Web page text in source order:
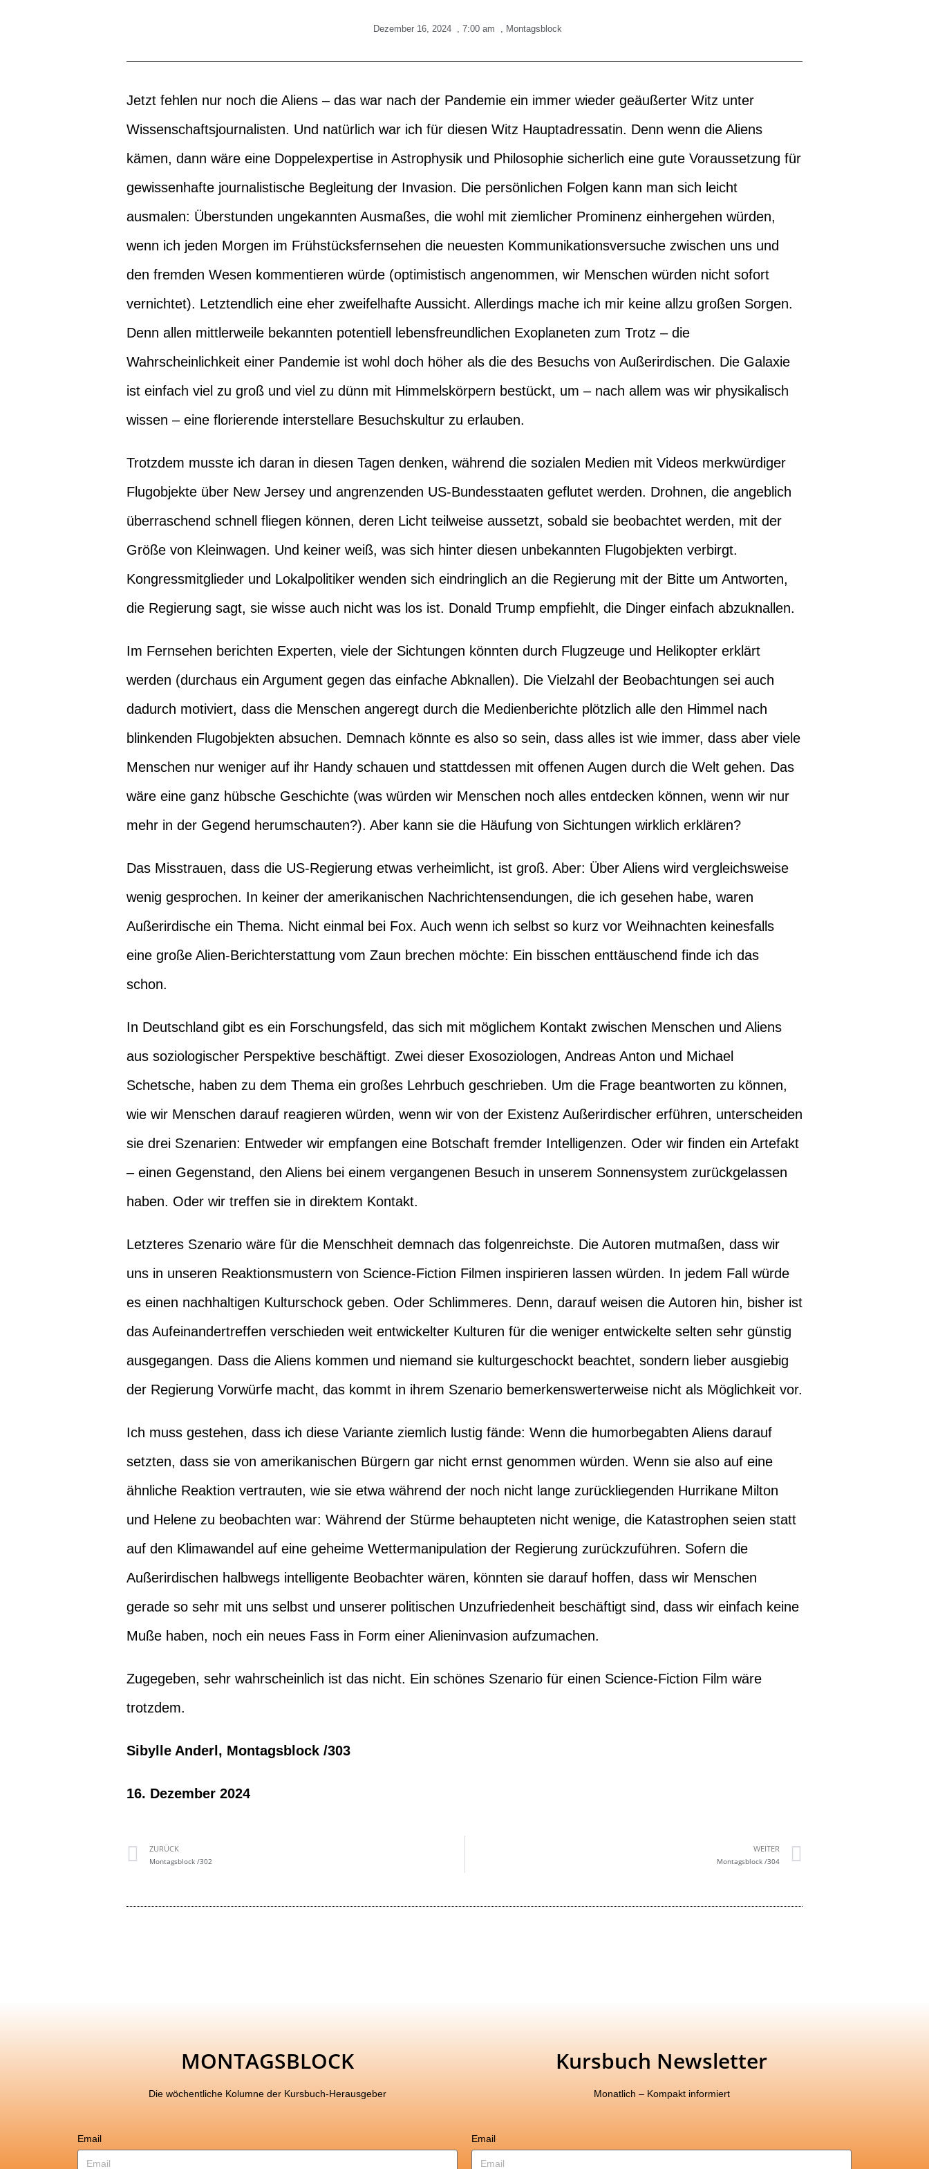
Dezember 16, 2024 , 7:00 am , Montagsblock
Jetzt fehlen nur noch die Aliens – das war nach der Pandemie ein immer wieder geäußerter Witz unter
Wissenschaftsjournalisten. Und natürlich war ich für diesen Witz Hauptadressatin. Denn wenn die Aliens
kämen, dann wäre eine Doppelexpertise in Astrophysik und Philosophie sicherlich eine gute Voraussetzung für
gewissenhafte journalistische Begleitung der Invasion. Die persönlichen Folgen kann man sich leicht
ausmalen: Überstunden ungekannten Ausmaßes, die wohl mit ziemlicher Prominenz einhergehen würden,
wenn ich jeden Morgen im Frühstücksfernsehen die neuesten Kommunikationsversuche zwischen uns und
den fremden Wesen kommentieren würde (optimistisch angenommen, wir Menschen würden nicht sofort
vernichtet). Letztendlich eine eher zweifelhafte Aussicht. Allerdings mache ich mir keine allzu großen Sorgen.
Denn allen mittlerweile bekannten potentiell lebensfreundlichen Exoplaneten zum Trotz – die
Wahrscheinlichkeit einer Pandemie ist wohl doch höher als die des Besuchs von Außerirdischen. Die Galaxie
ist einfach viel zu groß und viel zu dünn mit Himmelskörpern bestückt, um – nach allem was wir physikalisch
wissen – eine florierende interstellare Besuchskultur zu erlauben.
Trotzdem musste ich daran in diesen Tagen denken, während die sozialen Medien mit Videos merkwürdiger
Flugobjekte über New Jersey und angrenzenden US-Bundesstaaten geflutet werden. Drohnen, die angeblich
überraschend schnell fliegen können, deren Licht teilweise aussetzt, sobald sie beobachtet werden, mit der
Größe von Kleinwagen. Und keiner weiß, was sich hinter diesen unbekannten Flugobjekten verbirgt.
Kongressmitglieder und Lokalpolitiker wenden sich eindringlich an die Regierung mit der Bitte um Antworten,
die Regierung sagt, sie wisse auch nicht was los ist. Donald Trump empfiehlt, die Dinger einfach abzuknallen.
Im Fernsehen berichten Experten, viele der Sichtungen könnten durch Flugzeuge und Helikopter erklärt
werden (durchaus ein Argument gegen das einfache Abknallen). Die Vielzahl der Beobachtungen sei auch
dadurch motiviert, dass die Menschen angeregt durch die Medienberichte plötzlich alle den Himmel nach
blinkenden Flugobjekten absuchen. Demnach könnte es also so sein, dass alles ist wie immer, dass aber viele
Menschen nur weniger auf ihr Handy schauen und stattdessen mit offenen Augen durch die Welt gehen. Das
wäre eine ganz hübsche Geschichte (was würden wir Menschen noch alles entdecken können, wenn wir nur
mehr in der Gegend herumschauten?). Aber kann sie die Häufung von Sichtungen wirklich erklären?
Das Misstrauen, dass die US-Regierung etwas verheimlicht, ist groß. Aber: Über Aliens wird vergleichsweise
wenig gesprochen. In keiner der amerikanischen Nachrichtensendungen, die ich gesehen habe, waren
Außerirdische ein Thema. Nicht einmal bei Fox. Auch wenn ich selbst so kurz vor Weihnachten keinesfalls
eine große Alien-Berichterstattung vom Zaun brechen möchte: Ein bisschen enttäuschend finde ich das
schon.
In Deutschland gibt es ein Forschungsfeld, das sich mit möglichem Kontakt zwischen Menschen und Aliens
aus soziologischer Perspektive beschäftigt. Zwei dieser Exosoziologen, Andreas Anton und Michael
Schetsche, haben zu dem Thema ein großes Lehrbuch geschrieben. Um die Frage beantworten zu können,
wie wir Menschen darauf reagieren würden, wenn wir von der Existenz Außerirdischer erführen, unterscheiden
sie drei Szenarien: Entweder wir empfangen eine Botschaft fremder Intelligenzen. Oder wir finden ein Artefakt
– einen Gegenstand, den Aliens bei einem vergangenen Besuch in unserem Sonnensystem zurückgelassen
haben. Oder wir treffen sie in direktem Kontakt.
Letzteres Szenario wäre für die Menschheit demnach das folgenreichste. Die Autoren mutmaßen, dass wir
uns in unseren Reaktionsmustern von Science-Fiction Filmen inspirieren lassen würden. In jedem Fall würde
es einen nachhaltigen Kulturschock geben. Oder Schlimmeres. Denn, darauf weisen die Autoren hin, bisher ist
das Aufeinandertreffen verschieden weit entwickelter Kulturen für die weniger entwickelte selten sehr günstig
ausgegangen. Dass die Aliens kommen und niemand sie kulturgeschockt beachtet, sondern lieber ausgiebig
der Regierung Vorwürfe macht, das kommt in ihrem Szenario bemerkenswerterweise nicht als Möglichkeit vor.
Ich muss gestehen, dass ich diese Variante ziemlich lustig fände: Wenn die humorbegabten Aliens darauf
setzten, dass sie von amerikanischen Bürgern gar nicht ernst genommen würden. Wenn sie also auf eine
ähnliche Reaktion vertrauten, wie sie etwa während der noch nicht lange zurückliegenden Hurrikane Milton
und Helene zu beobachten war: Während der Stürme behaupteten nicht wenige, die Katastrophen seien statt
auf den Klimawandel auf eine geheime Wettermanipulation der Regierung zurückzuführen. Sofern die
Außerirdischen halbwegs intelligente Beobachter wären, könnten sie darauf hoffen, dass wir Menschen
gerade so sehr mit uns selbst und unserer politischen Unzufriedenheit beschäftigt sind, dass wir einfach keine
Muße haben, noch ein neues Fass in Form einer Alieninvasion aufzumachen.
Zugegeben, sehr wahrscheinlich ist das nicht. Ein schönes Szenario für einen Science-Fiction Film wäre
trotzdem.
Sibylle Anderl, Montagsblock /303
16. Dezember 2024
ZURÜCK
Montagsblock /302
WEITER
Montagsblock /304
MONTAGSBLOCK
Die wöchentliche Kolumne der Kursbuch-Herausgeber
Email
Kursbuch Newsletter
Monatlich – Kompakt informiert
Email